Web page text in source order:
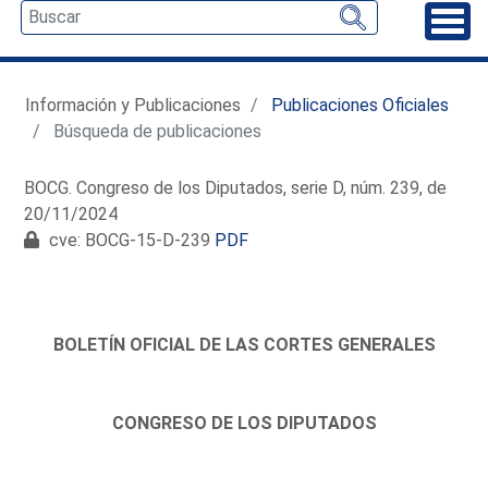
Información y Publicaciones
Publicaciones Oficiales
Búsqueda de publicaciones
BOCG. Congreso de los Diputados, serie D, núm. 239, de
20/11/2024
cve: BOCG-15-D-239 PDF
BOLETÍN OFICIAL DE LAS CORTES GENERALES
CONGRESO DE LOS DIPUTADOS